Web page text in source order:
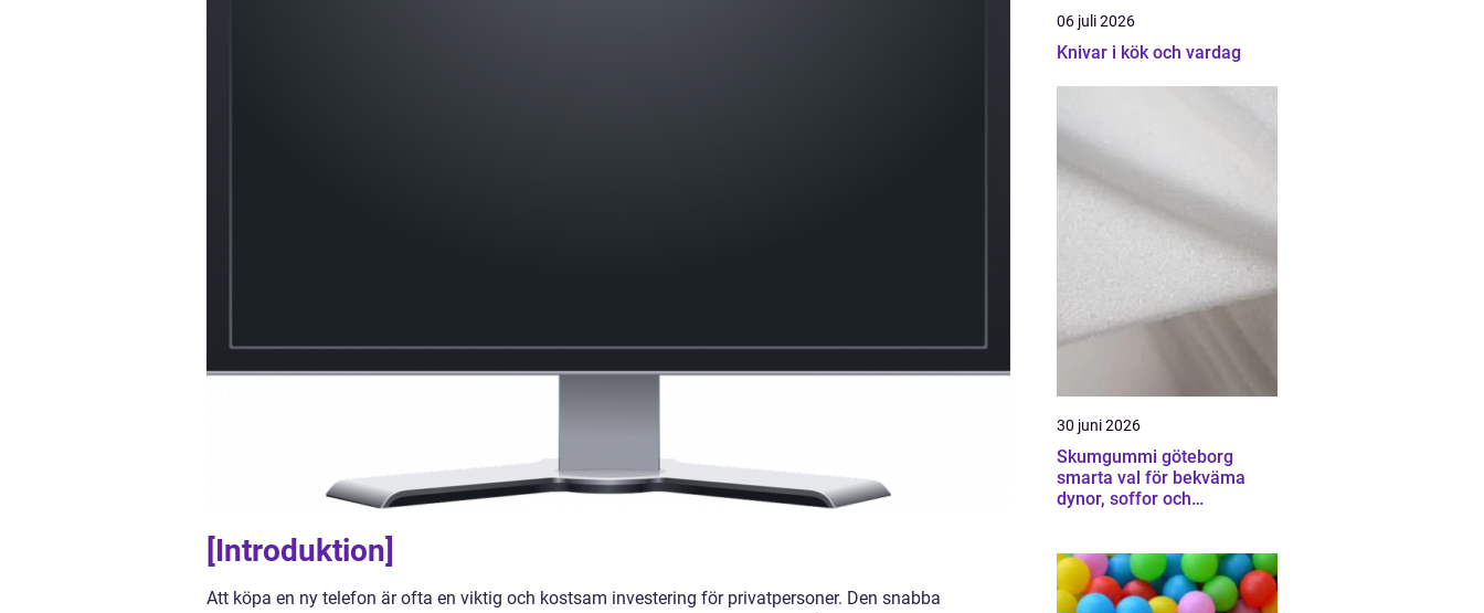
[Introduktion]
Att köpa en ny telefon är ofta en viktig och kostsam investering för privatpersoner. Den snabba
06 juli 2026
Knivar i kök och vardag
30 juni 2026
Skumgummi göteborg
smarta val för bekväma
dynor, soffor och